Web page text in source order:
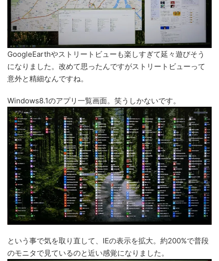
GoogleEarthやストリートビューも楽しすぎて延々遊びそう
になりました。改めて思ったんですがストリートビューって
意外と精細なんですね。
Windows8.1のアプリ一覧画面。笑うしかないです。
という事で気を取り直して、IEの表示を拡大。約200%で普段
のモニタで見ているのと近い感覚になりました。